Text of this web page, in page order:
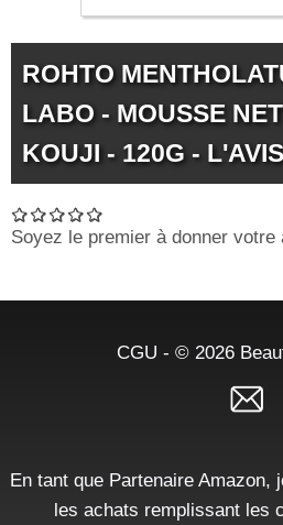
ROHTO
LABO - MOUSSE
KOUJI - 120G -
Soyez le premier à donner votre
CGU - © 2026
En tant que Partenaire Amazon,
les achats remplissant les